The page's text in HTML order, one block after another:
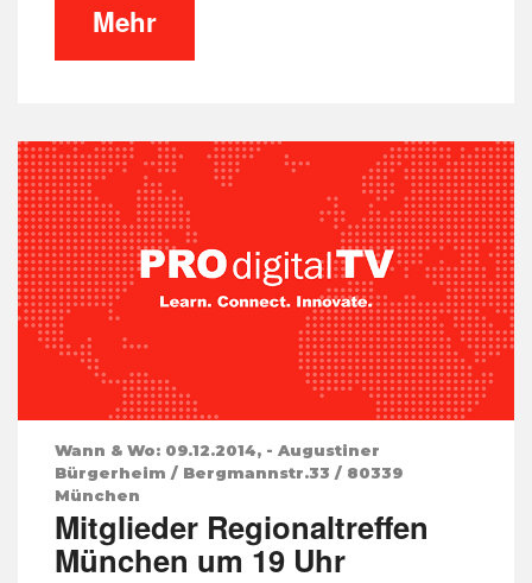
Mehr
Wann & Wo: 09.12.2014, - Augustiner
Bürgerheim / Bergmannstr.33 / 80339
München
Mitglieder Regionaltreffen
München um 19 Uhr